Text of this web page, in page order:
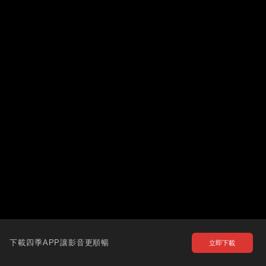
下載四季APP讓影音更順暢 立即下載